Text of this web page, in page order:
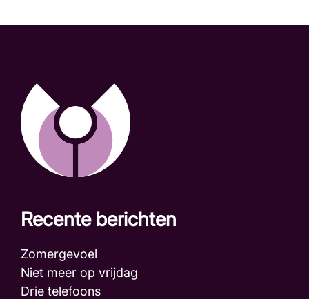
Recente berichten
Zomergevoel
Niet meer op vrijdag
Drie telefoons